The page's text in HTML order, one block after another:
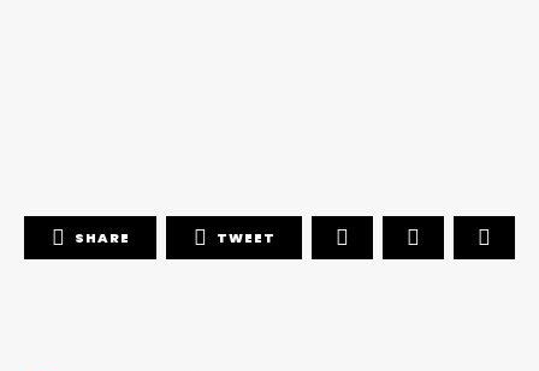
SHARE TWEET